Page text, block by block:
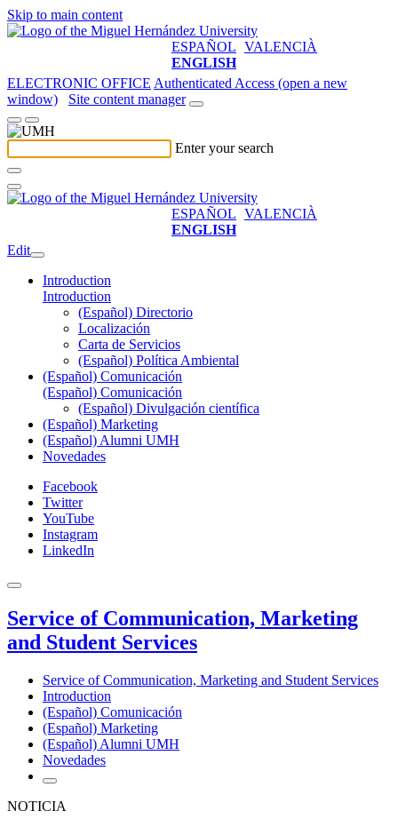
Skip to main content
ESPAÑOL VALENCIÀ
ENGLISH
ELECTRONIC OFFICE Authenticated Access (open a new
window)
Site content manager
Enter your search
ESPAÑOL VALENCIÀ
ENGLISH
Edit
Introduction
Introduction
(Español) Directorio
Localización
Carta de Servicios
(Español) Política Ambiental
(Español) Comunicación
(Español) Comunicación
(Español) Divulgación científica
(Español) Marketing
(Español) Alumni UMH
Novedades
Facebook
Twitter
YouTube
Instagram
LinkedIn
Service of Communication, Marketing
and Student Services
Service of Communication, Marketing and Student Services
Introduction
(Español) Comunicación
(Español) Marketing
(Español) Alumni UMH
Novedades
NOTICIA